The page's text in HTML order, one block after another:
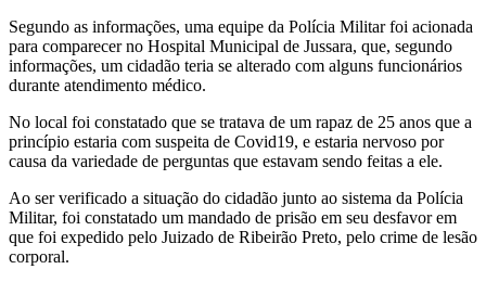
Segundo as informações, uma equipe da Polícia Militar foi acionada
para comparecer no Hospital Municipal de Jussara, que, segundo
informações, um cidadão teria se alterado com alguns funcionários
durante atendimento médico.
No local foi constatado que se tratava de um rapaz de 25 anos que a
princípio estaria com suspeita de Covid19, e estaria nervoso por
causa da variedade de perguntas que estavam sendo feitas a ele.
Ao ser verificado a situação do cidadão junto ao sistema da Polícia
Militar, foi constatado um mandado de prisão em seu desfavor em
que foi expedido pelo Juizado de Ribeirão Preto, pelo crime de lesão
corporal.